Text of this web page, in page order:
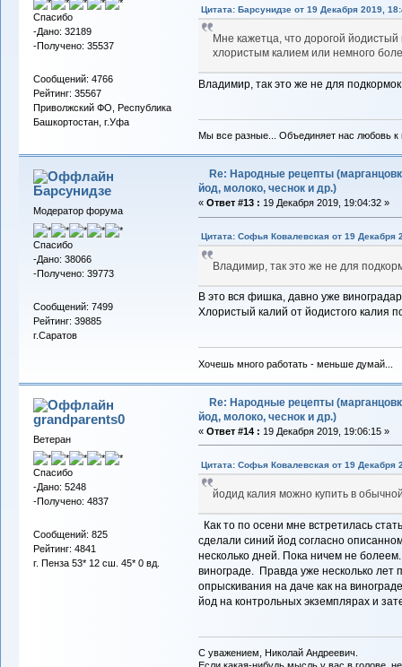
Спасибо
-Дано: 32189
-Получено: 35537
Сообщений: 4766
Рейтинг: 35567
Приволжский ФО, Республика
Башкортостан, г.Уфа
Цитата: Барсунидзе от 19 Декабря 2019,
Мне кажетца, что дорогой
хлористым калием или немного
Владимир, так это же не для
Мы все разные... Объединяет нас любовь к
Барсунидзе
Модератор форума
Спасибо
-Дано: 38066
-Получено: 39773
Сообщений: 7499
Рейтинг: 39885
г.Саратов
Re: Народные рецепты
йод, молоко, чеснок и др.)
« Ответ #13 : 19 Декабря 2019, 19:04:32 »
Цитата: Софья Ковалевская от 19 Декабря
Владимир, так это же не для
В это вся фишка, давно уже
Хлористый калий от йодистого калия
Хочешь много работать - меньше думай...
grandparents0
Ветеран
Спасибо
-Дано: 5248
-Получено: 4837
Сообщений: 825
Рейтинг: 4841
г. Пенза 53* 12 сш. 45* 0 вд.
Re: Народные рецепты
йод, молоко, чеснок и др.)
« Ответ #14 : 19 Декабря 2019, 19:06:15 »
Цитата: Софья Ковалевская от 19 Декабря
йодид калия можно купить в
Как то по осени мне встретилась
сделали синий йод согласно
несколько дней. Пока ничем не
винограде. Правда уже несколько
опрыскивания на даче как на
йод на контрольных экземплярах и
С уважением, Николай Андреевич.